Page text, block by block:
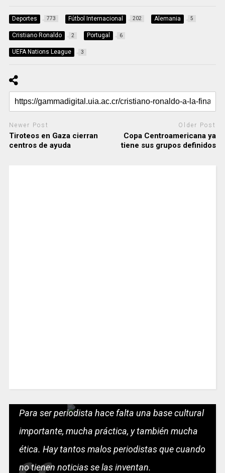
Deportes 773 Fútbol Internacional 202 Alemania 5
Cristiano Ronaldo 2 Portugal 6
UEFA Nations League 3
Newer Post
Tiroteos en Gaza cierran
centros de ayuda
Older Post
Copa Centroamericana ya
tiene sus grupos definidos
Para ser periodista hace falta una base cultural
importante, mucha práctica, y también mucha
ética. Hay tantos malos periodistas que cuando
no tienen noticias se las inventan.